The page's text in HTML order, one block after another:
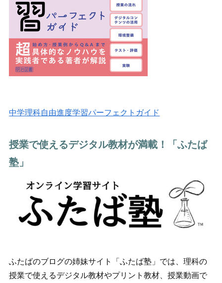
中学理科自由進度学習パーフェクトガイド
授業で使えるデジタル教材が満載！「ふたば
塾」
ふたばのブログの姉妹サイト「ふたば塾」では、理科の
授業で使えるデジタル教材やプリント教材、授業動画で